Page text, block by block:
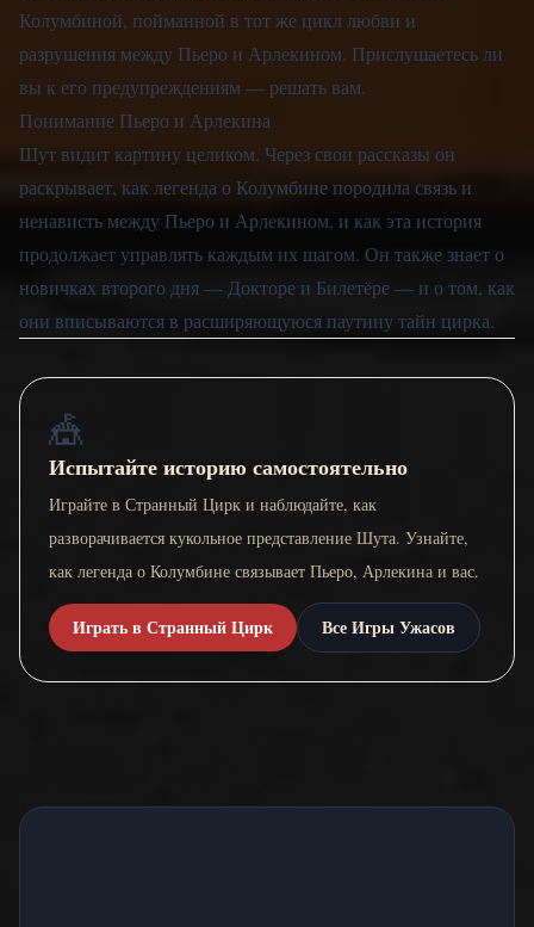
Колумбиной, пойманной в тот же цикл любви и
разрушения между Пьеро и Арлекином. Прислушаетесь ли
вы к его предупреждениям — решать вам.
Понимание Пьеро и Арлекина
Шут видит картину целиком. Через свои рассказы он
раскрывает, как легенда о Колумбине породила связь и
ненависть между Пьеро и Арлекином, и как эта история
продолжает управлять каждым их шагом. Он также знает о
новичках второго дня — Докторе и Билетёре — и о том, как
они вписываются в расширяющуюся паутину тайн цирка.
🎪
Испытайте историю самостоятельно
Играйте в Странный Цирк и наблюдайте, как
разворачивается кукольное представление Шута. Узнайте,
как легенда о Колумбине связывает Пьеро, Арлекина и вас.
Играть в Странный Цирк Все Игры Ужасов